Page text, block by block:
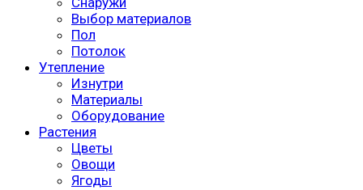
Выбор материалов
Пол
Потолок
Утепление
Изнутри
Материалы
Оборудование
Растения
Цветы
Овощи
Ягоды